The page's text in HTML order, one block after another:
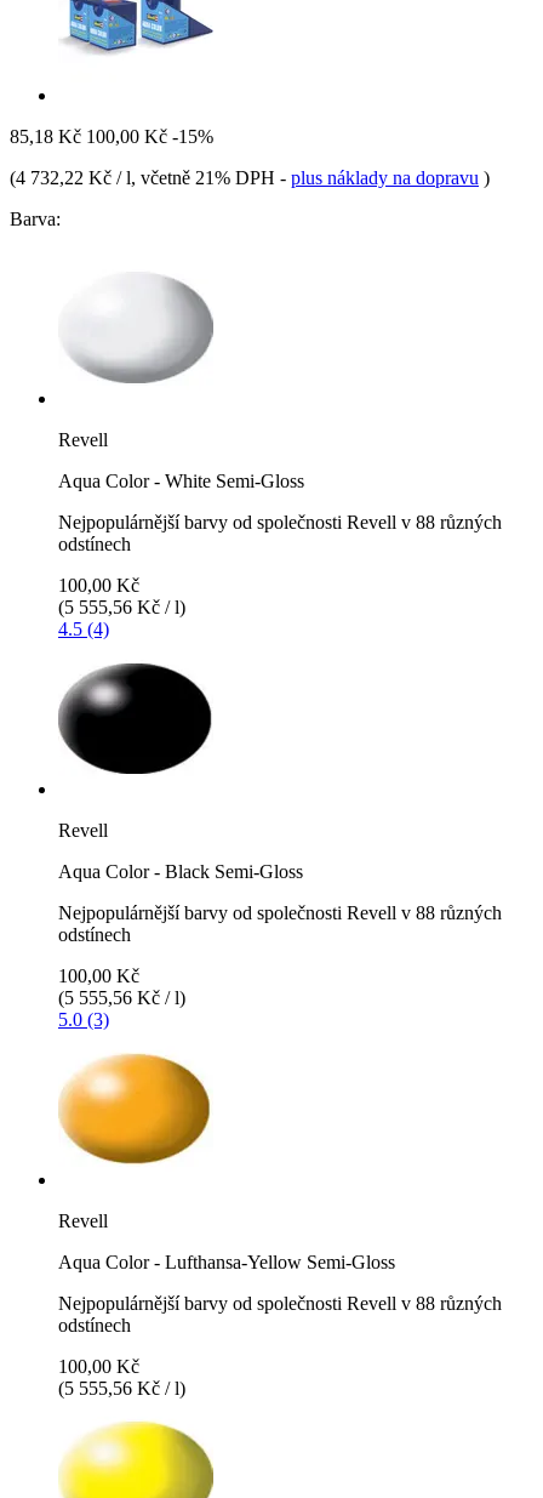
85,18 Kč 100,00 Kč -15%
(4 732,22 Kč / l, včetně 21% DPH - plus náklady na dopravu )
Barva:
Revell
Aqua Color - White Semi-Gloss
Nejpopulárnější barvy od společnosti Revell v 88 různých
odstínech
100,00 Kč
(5 555,56 Kč / l)
4.5 (4)
Revell
Aqua Color - Black Semi-Gloss
Nejpopulárnější barvy od společnosti Revell v 88 různých
odstínech
100,00 Kč
(5 555,56 Kč / l)
5.0 (3)
Revell
Aqua Color - Lufthansa-Yellow Semi-Gloss
Nejpopulárnější barvy od společnosti Revell v 88 různých
odstínech
100,00 Kč
(5 555,56 Kč / l)